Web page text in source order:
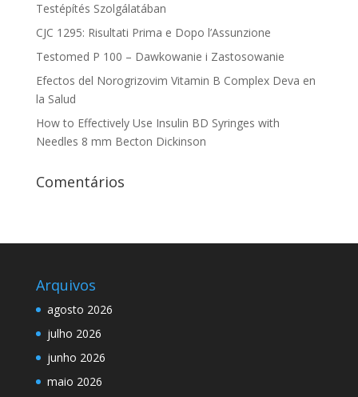
Testépítés Szolgálatában
CJC 1295: Risultati Prima e Dopo l’Assunzione
Testomed P 100 – Dawkowanie i Zastosowanie
Efectos del Norogrizovim Vitamin B Complex Deva en
la Salud
How to Effectively Use Insulin BD Syringes with
Needles 8 mm Becton Dickinson
Comentários
Arquivos
agosto 2026
julho 2026
junho 2026
maio 2026